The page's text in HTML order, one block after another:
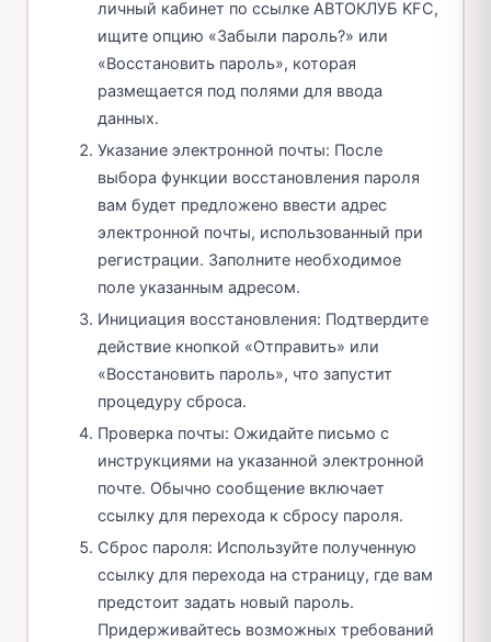
личный кабинет по ссылке АВТОКЛУБ KFC,
ищите опцию «Забыли пароль?» или
«Восстановить пароль», которая
размещается под полями для ввода
данных.
Указание электронной почты: После
выбора функции восстановления пароля
вам будет предложено ввести адрес
электронной почты, использованный при
регистрации. Заполните необходимое
поле указанным адресом.
Инициация восстановления: Подтвердите
действие кнопкой «Отправить» или
«Восстановить пароль», что запустит
процедуру сброса.
Проверка почты: Ожидайте письмо с
инструкциями на указанной электронной
почте. Обычно сообщение включает
ссылку для перехода к сбросу пароля.
Сброс пароля: Используйте полученную
ссылку для перехода на страницу, где вам
предстоит задать новый пароль.
Придерживайтесь возможных требований